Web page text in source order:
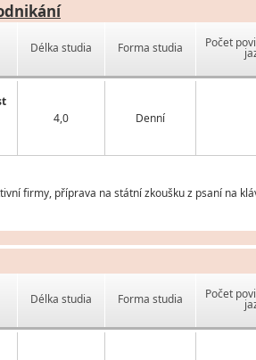
Délka studia Forma studia Počet
4,0 Denní
firmy, příprava na státní zkoušku z psaní na
Délka studia Forma studia Počet